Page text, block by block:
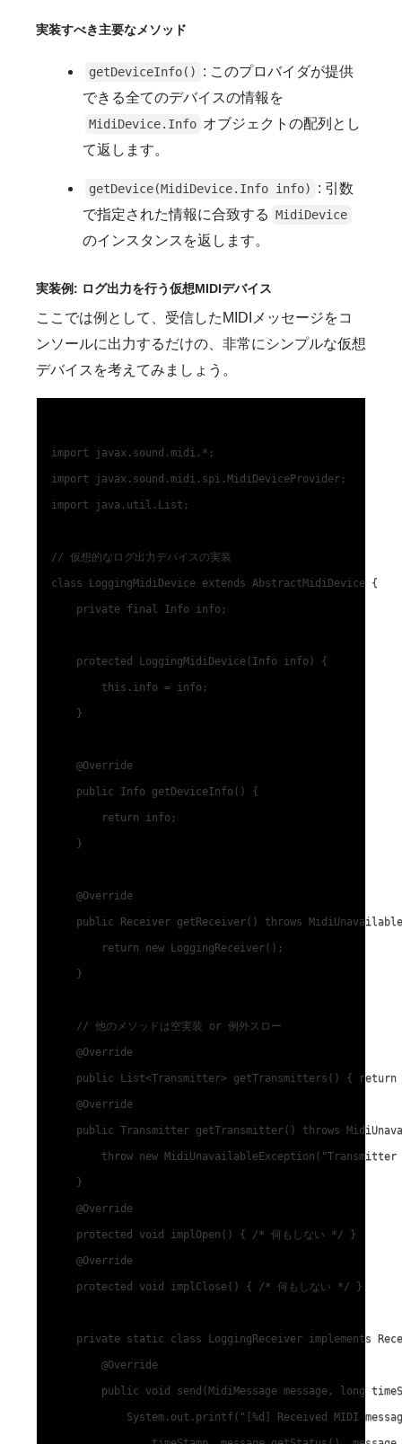
実装すべき主要なメソッド
getDeviceInfo()
: このプロバイダが提供
できる全てのデバイスの情報を
MidiDevice.Info オブジェクトの配列とし
て返します。
getDevice(MidiDevice.Info info)
: 引数
で指定された情報に合致する MidiDevice
のインスタンスを返します。
実装例: ログ出力を行う仮想MIDIデバイス
ここでは例として、受信したMIDIメッセージをコ
ンソールに出力するだけの、非常にシンプルな仮想
デバイスを考えてみましょう。
import javax.sound.midi.*;
import javax.sound.midi.spi.MidiDeviceProvider;
import java.util.List;
// 仮想的なログ出力デバイスの実装
class LoggingMidiDevice extends AbstractMidiDevice {
    private final Info info;
    protected LoggingMidiDevice(Info info) {
        this.info = info;
    }
    @Override
    public Info getDeviceInfo() {
        return info;
    }
    @Override
public Receiver getReceiver() throws
        return new LoggingReceiver();
    }
    // 他のメソッドは空実装 or 例外スロー
    @Override
public List<Transmitter> getTransmitters() { return
    @Override
public Transmitter getTransmitter() throws
throw new MidiUnavailableException("Transmitter
    }
    @Override
    protected void implOpen() { /* 何もしない */ }
    @Override
    protected void implClose() { /* 何もしない */ }
private static class LoggingReceiver implements
        @Override
public void send(MidiMessage message, long
System.out.printf("[%d] Received MIDI